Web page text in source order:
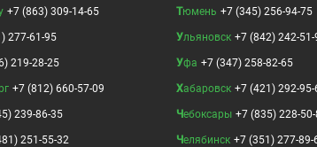
+7 (863) 309-14-65
277-61-95
219-28-25
+7 (812) 660-57-09
239-86-35
251-55-32
Тюмень +7 (345) 256-94-75
Ульяновск +7 (842) 242-51-
Уфа +7 (347) 258-82-65
Хабаровск +7 (421) 292-95-
Чебоксары +7 (835) 228-50-
Челябинск +7 (351) 277-89-